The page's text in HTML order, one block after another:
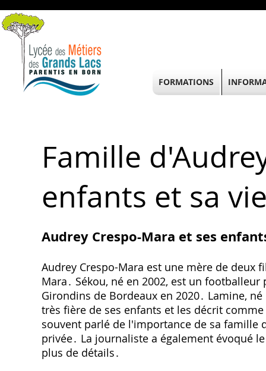
Famille
enfants et sa
Audrey Crespo-Mara et ses
Audrey Crespo-Mara est une mère de deux
Mara․ Sékou, né en 2002, est un
Girondins de Bordeaux en 2020․ Lamine,
très fière de ses enfants et les décrit
souvent parlé de l'importance de sa famille
privée․ La journaliste a également évoqué
plus de détails․
FORMATIONS